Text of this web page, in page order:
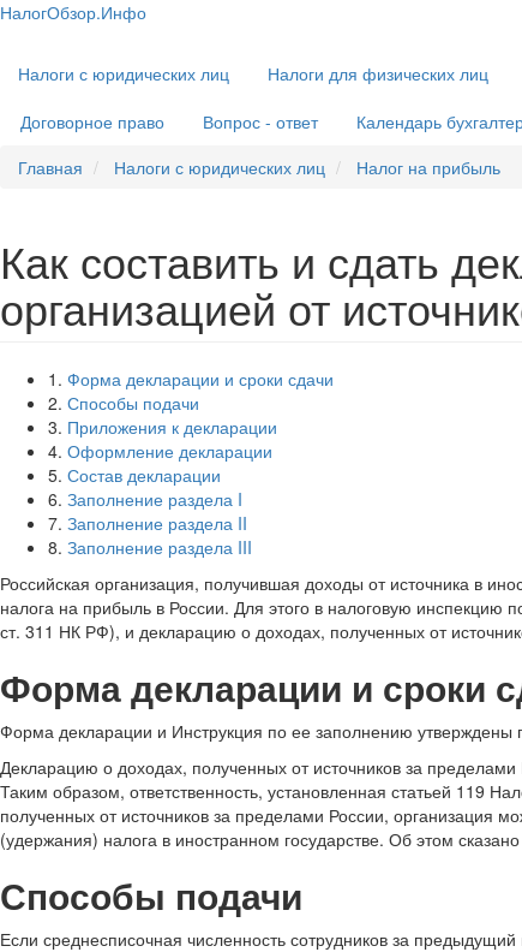
Перейти
содержанию
НалогОбзор.Инфо
навигация
Налоги с юридических лиц Налоги для физических лиц
Договорное право
Вопрос - ответ
Календарь
Главная
Налоги с юридических лиц Налог на прибыль
Как составить и сдать
организацией от
1. Форма декларации и сроки сдачи
2. Способы подачи
3. Приложения к декларации
4. Оформление декларации
5. Состав декларации
6. Заполнение раздела I
7. Заполнение раздела II
8. Заполнение раздела III
Российская организация, получившая доходы от источника в
налога на прибыль в России. Для этого в налоговую
ст. 311 НК РФ), и декларацию о доходах, полученных от
Форма декларации и сроки
Форма декларации и Инструкция по ее заполнению
Декларацию о доходах, полученных от источников за
Таким образом, ответственность, установленная статьей 119
полученных от источников за пределами России, организация
(удержания) налога в иностранном государстве. Об этом
Способы подачи
Если среднесписочная численность сотрудников за